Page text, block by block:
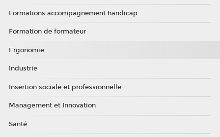
Formations accompagnement handicap
Formation de formateur
Ergonomie
Industrie
Insertion sociale et professionnelle
Management et Innovation
Santé